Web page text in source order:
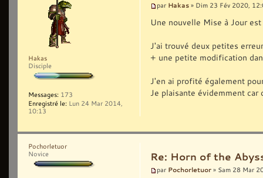
par Hakas » Dim 23 Fév 2020,
Une nouvelle Mise à Jour
J'ai trouvé deux petites
+ une petite modification
J'en ai profité également
Je plaisante évidemment
Hakas
Disciple
Messages: 173
Enregistré le: Lun 24 Mar 2014,
10:13
Re: Horn of the
par Pochorletuor » Sam 28 Mar
Pochorletuor
Novice